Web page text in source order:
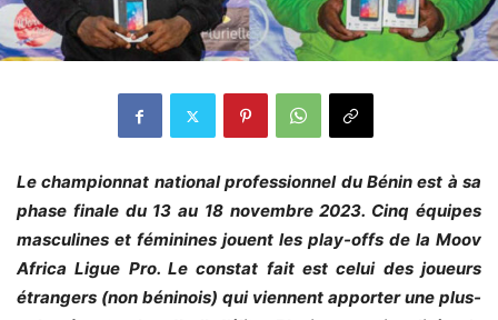
Le championnat national professionnel du Bénin est à sa
phase finale du 13 au 18 novembre 2023. Cinq équipes
masculines et féminines jouent les play-offs de la Moov
Africa Ligue Pro. Le constat fait est celui des joueurs
étrangers (non béninois) qui viennent apporter une plus-